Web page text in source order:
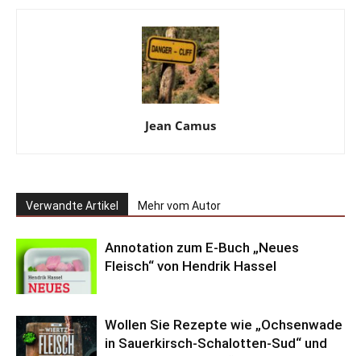
Jean Camus
Verwandte Artikel Mehr vom Autor
Annotation zum E-Buch „Neues
Fleisch“ von Hendrik Hassel
Wollen Sie Rezepte wie „Ochsenwade
in Sauerkirsch-Schalotten-Sud“ und